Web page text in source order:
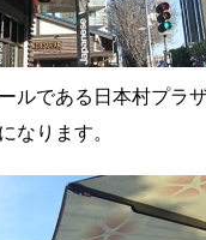
ルである日本村プラ
なります。